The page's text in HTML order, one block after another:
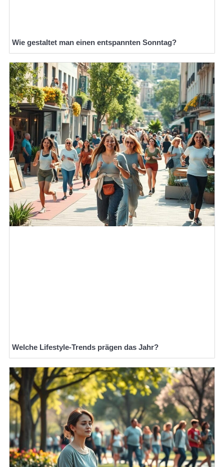
Wie gestaltet man einen entspannten Sonntag?
Welche Lifestyle-Trends prägen das Jahr?